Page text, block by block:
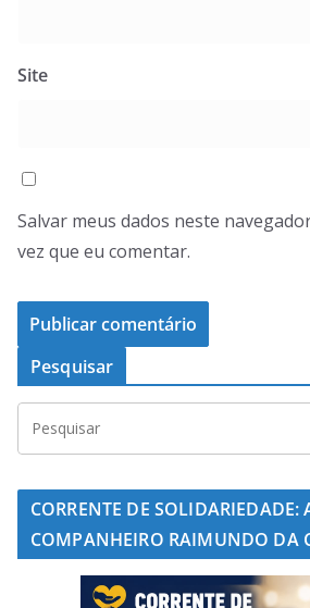
Site
Salvar meus dados neste
vez que eu comentar.
Pesquisar
CORRENTE DE SOLIDARIEDADE:
COMPANHEIRO RAIMUNDO DA